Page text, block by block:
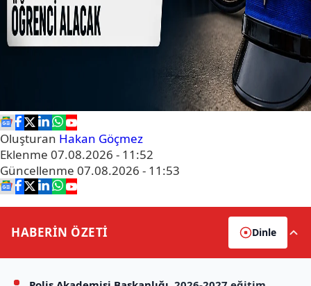
Oluşturan Hakan Göçmez
Eklenme 07.08.2026 - 11:52
Güncellenme 07.08.2026 - 11:53
HABERİN ÖZETİ Dinle